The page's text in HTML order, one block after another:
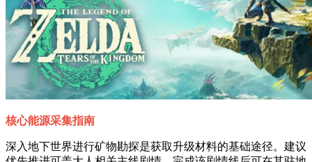
核心能源采集指南
深入地下世界进行矿物勘探是获取升级材料的基础途径。建议